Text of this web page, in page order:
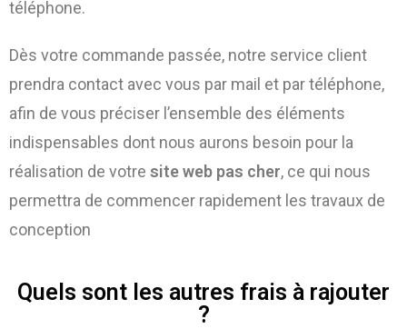
téléphone.
Dès votre commande passée, notre service client
prendra contact avec vous par mail et par téléphone,
afin de vous préciser l’ensemble des éléments
indispensables dont nous aurons besoin pour la
réalisation de votre site web pas cher, ce qui nous
permettra de commencer rapidement les travaux de
conception
Quels sont les autres frais à rajouter
?